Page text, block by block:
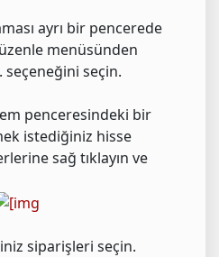
ayrı bir pencerede
menüsünden
seçeneğini seçin.
penceresindeki bir
istediğiniz hisse
sağ tıklayın ve
siparişleri seçin.